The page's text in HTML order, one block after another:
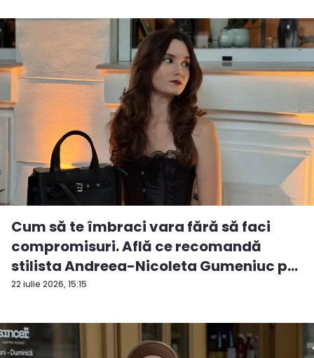
22 iulie 2026, 15:15
Cum să te îmbraci vara fără să faci
compromisuri. Află ce recomandă
stilista Andreea-Nicoleta Gumeniuc p...